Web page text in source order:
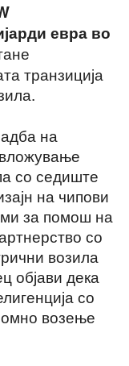
евра во
транзиција
на
со седиште
на чипови
за помош на
со
возила
објави дека
со
возење